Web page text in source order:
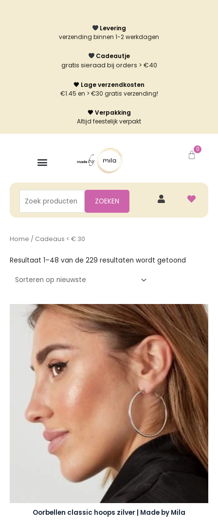
Levering
verzending binnen 1-2 werkdagen
Cadeautje
gratis sieraad bij orders > €40
🖤 Lage verzendkosten
€1.45 en > €30 gratis verzending!
🖤 Verpakking
Altijd feestelijk verpakt
0
Zoeken
naar:
ZOEKEN
Home / Cadeaus < € 30
Resultaat 1–48 van de 229 resultaten wordt getoond
Oorbellen classic hoops zilver | Made by Mila